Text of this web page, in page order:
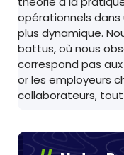
opérationnels dans
plus dynamique.
battus, où nous
correspond pas
or les employeurs
collaborateurs,